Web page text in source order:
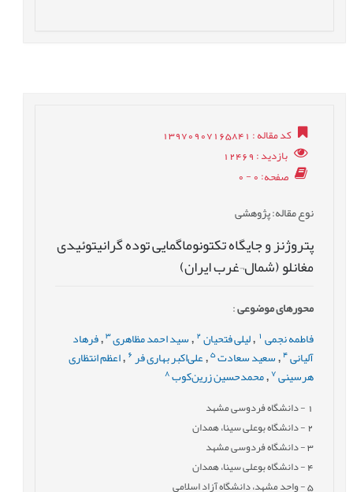
کد مقاله: 13970907165841
بازدید: 12469
صفحه: 0 - 0
نوع مقاله: پژوهشی
پتروژنز و جایگاه تکتونوماگمایی توده گرانیتوئیدی
مغانلو (شمال¬غرب ایران)
محورهای موضوعی:
فاطمه نجمی , لیلی فتحیان 2
, سید احمد مظاهری 3
,فرهاد
آلیانی 4
,سعید سعادت5
,علی‌اکبر بهاری فر , اعظم انتظاری
هرسینی 7
,محمدحسین زرین‌کوب8
- دانشگاه فردوسی مشهد
2- دانشگاه بوعلی سینا، همدان
3- دانشگاه فردوسی مشهد
4- دانشگاه بوعلی سینا، همدان
5- واحد مشهد، دانشگاه آزاد اسلامی